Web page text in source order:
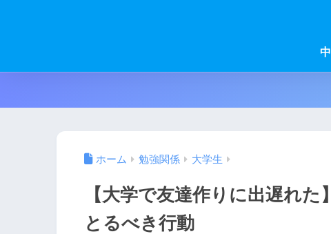
ホーム 勉強関係 大学生
【大学で友達作りに出遅れ
とるべき行動